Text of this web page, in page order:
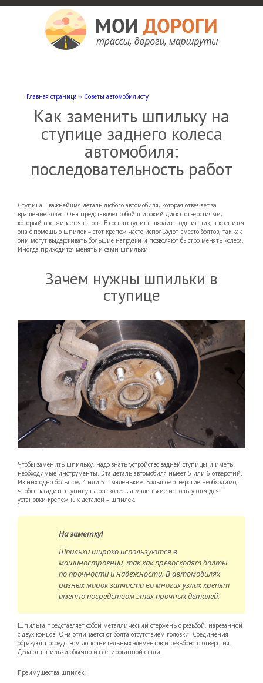
Главная страница » Советы автомобилисту
Как заменить шпильку на
ступице заднего колеса
автомобиля:
последовательность работ
Ступица – важнейшая деталь любого автомобиля, которая отвечает за
вращение колес. Она представляет собой широкий диск с отверстиями,
который насаживается на ось. В состав ступицы входит подшипник, а крепится
она с помощью шпилек – этот крепеж часто используют вместо болтов, так как
они могут выдерживать большие нагрузки и позволяют быстро менять колеса.
Иногда приходится менять и сами шпильки.
Зачем нужны шпильки в
ступице
Чтобы заменить шпильку, надо знать устройство задней ступицы и иметь
необходимые инструменты. Эта деталь автомобиля имеет 5 или 6 отверстий.
Из них одно большое, 4 или 5 – маленькие. Большое отверстие необходимо,
чтобы насадить ступицу на ось колеса, а маленькие используются для
установки крепежных деталей – шпилек.
На заметку!
Шпильки широко используются в
машиностроении, так как превосходят болты
по прочности и надежности. В автомобилях
разных марок запчасти во многих узлах крепят
именно посредством этих прочных деталей.
Шпилька представляет собой металлический стержень с резьбой, нарезанной
с двух концов. Она отличается от болта отсутствием головки. Соединения
образуют посредством дополнительных элементов и резьбового отверстия.
Делают шпильки обычно из легированной стали.
Преимущества шпилек: